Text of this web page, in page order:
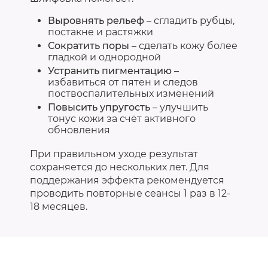
Выровнять рельеф – сгладить рубцы,
постакне и растяжки
Сократить поры – сделать кожу более
гладкой и однородной
Устранить пигментацию –
избавиться от пятен и следов
поствоспалительных изменений
Повысить упругость – улучшить
тонус кожи за счёт активного
обновления
При правильном уходе результат
сохраняется до нескольких лет. Для
поддержания эффекта рекомендуется
проводить повторные сеансы 1 раз в 12-
18 месяцев.